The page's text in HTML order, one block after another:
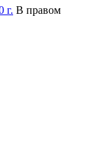
г. В правом